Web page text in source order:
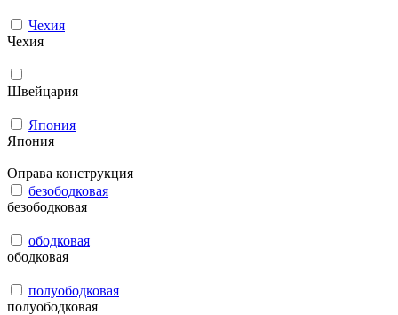
Чехия
Чехия
Швейцария
Япония
Япония
Оправа конструкция
безободковая
безободковая
ободковая
ободковая
полуободковая
полуободковая